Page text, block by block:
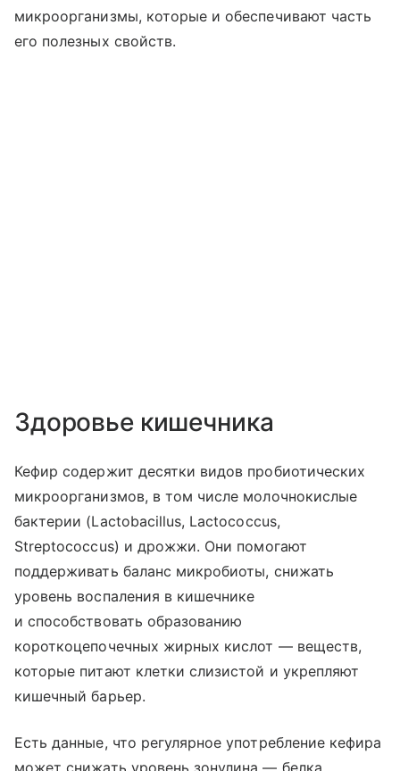
микроорганизмы, которые и обеспечивают часть
его полезных свойств.
Здоровье кишечника
Кефир содержит десятки видов пробиотических
микроорганизмов, в том числе молочнокислые
бактерии (Lactobacillus, Lactococcus,
Streptococcus) и дрожжи. Они помогают
поддерживать баланс микробиоты, снижать
уровень воспаления в кишечнике
и способствовать образованию
короткоцепочечных жирных кислот — веществ,
которые питают клетки слизистой и укрепляют
кишечный барьер.
Есть данные, что регулярное употребление кефира